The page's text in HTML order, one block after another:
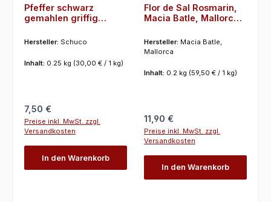
Pfeffer schwarz
gemahlen griffig
Schuco
Hersteller: Schuco
Inhalt: 0.25 kg (30,00 € / 1 kg)
Regulärer Preis:
7,50 €
Preise inkl. MwSt. zzgl.
Versandkosten
In den Warenkorb
Flor de Sal Rosmarin,
Macia Batle, Mallorca
Hersteller: Macia Batle,
Mallorca
Inhalt: 0.2 kg (59,50 € / 1 kg)
Regulärer Preis:
11,90 €
Preise inkl. MwSt. zzgl.
Versandkosten
In den Warenkorb